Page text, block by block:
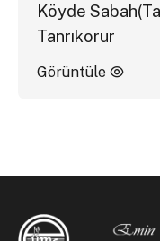
Köyde
Tanrıkorur
Görüntüle